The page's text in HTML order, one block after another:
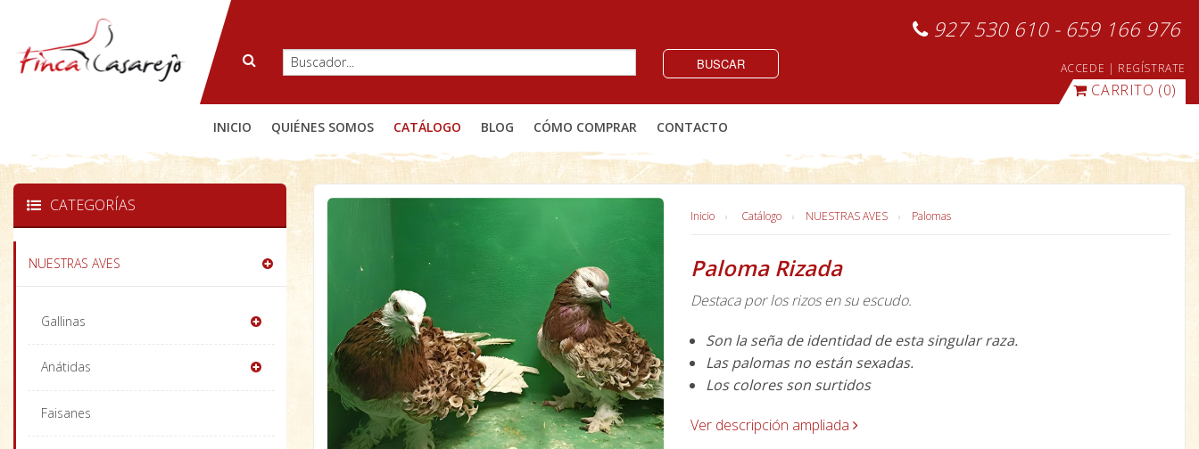
927 530 610 - 659 166 976
BUSCAR ACCEDE | REGÍSTRATE
CARRITO (0)
INICIO QUIÉNES SOMOS CATÁLOGO BLOG CÓMO COMPRAR CONTACTO
Inicio Catálogo NUESTRAS AVES Palomas
Paloma Rizada
Destaca por los rizos en su escudo.
Son la seña de identidad de esta singular raza.
Las palomas no están sexadas.
Los colores son surtidos
Ver descripción ampliada
CATEGORÍAS
NUESTRAS AVES
Gallinas
Anátidas
Faisanes